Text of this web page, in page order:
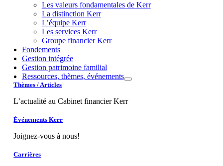
Les valeurs fondamentales de Kerr
La distinction Kerr
L’équipe Kerr
Les services Kerr
Groupe financier Kerr
Fondements
Gestion intégrée
Gestion patrimoine familial
Ressources, thèmes, événements
Thèmes / Articles
L’actualité au Cabinet financier Kerr
Événements Kerr
Joignez-vous à nous!
Carrières